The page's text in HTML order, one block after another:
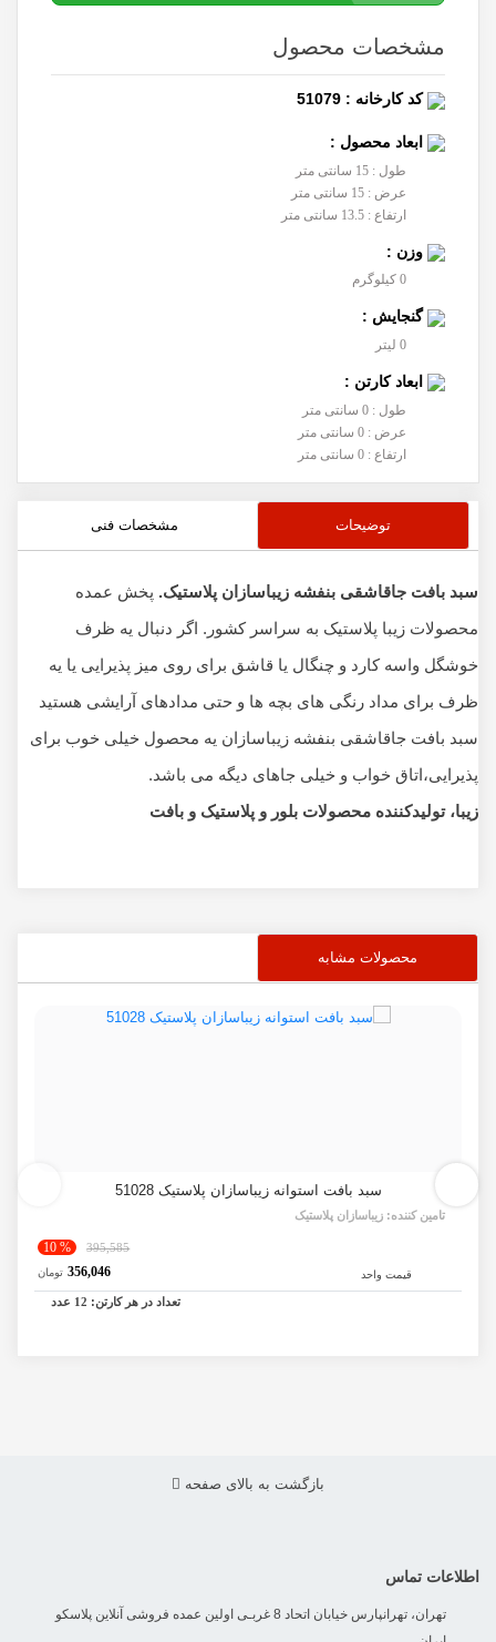
مشخصات محصول
کد کارخانه : 51079
ابعاد محصول :
طول : 15 سانتی متر
عرض : 15 سانتی متر
ارتفاع : 13.5 سانتی متر
وزن :
0 کیلوگرم
گنجایش :
0 لیتر
ابعاد کارتن :
طول : 0 سانتی متر
عرض : 0 سانتی متر
ارتفاع : 0 سانتی متر
توضیحات مشخصات فنی
سبد بافت جاقاشقی بنفشه زیباسازان پلاستیک. پخش عمده
محصولات زیبا پلاستیک به سراسر کشور. اگر دنبال یه ظرف
خوشگل واسه کارد و چنگال یا قاشق برای روی میز پذیرایی یا یه
ظرف برای مداد رنگی های بچه ها و حتی مدادهای آرایشی هستید
سبد بافت جاقاشقی بنفشه زیباسازان یه محصول خیلی خوب برای
پذیرایی،اتاق خواب و خیلی جاهای دیگه می باشد.
زیبا، تولیدکننده محصولات بلور و پلاستیک و بافت
محصولات مشابه
سبد بافت استوانه زیباسازان پلاستیک 51028
تامین کننده: زیباسازان پلاستیک
قیمت واحد
395,585
% 10
356,046 تومان
تعداد در هر کارتن: 12 عدد
بازگشت به بالای صفحه
اطلاعات تماس
تهران، تهرانپارس خیابان اتحاد 8 غربـی اولین عمده فروشی آنلاین پلاسکو